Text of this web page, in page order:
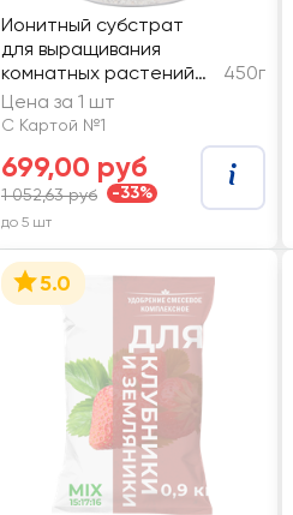
Ионитный субстрат
для выращивания
комнатных растений
ZION Light Космо, Арт.
K000012
450г
Цена за 1 шт
С Картой №1
699,00 руб
1 052,63 руб -33%
до 5 шт
5.0